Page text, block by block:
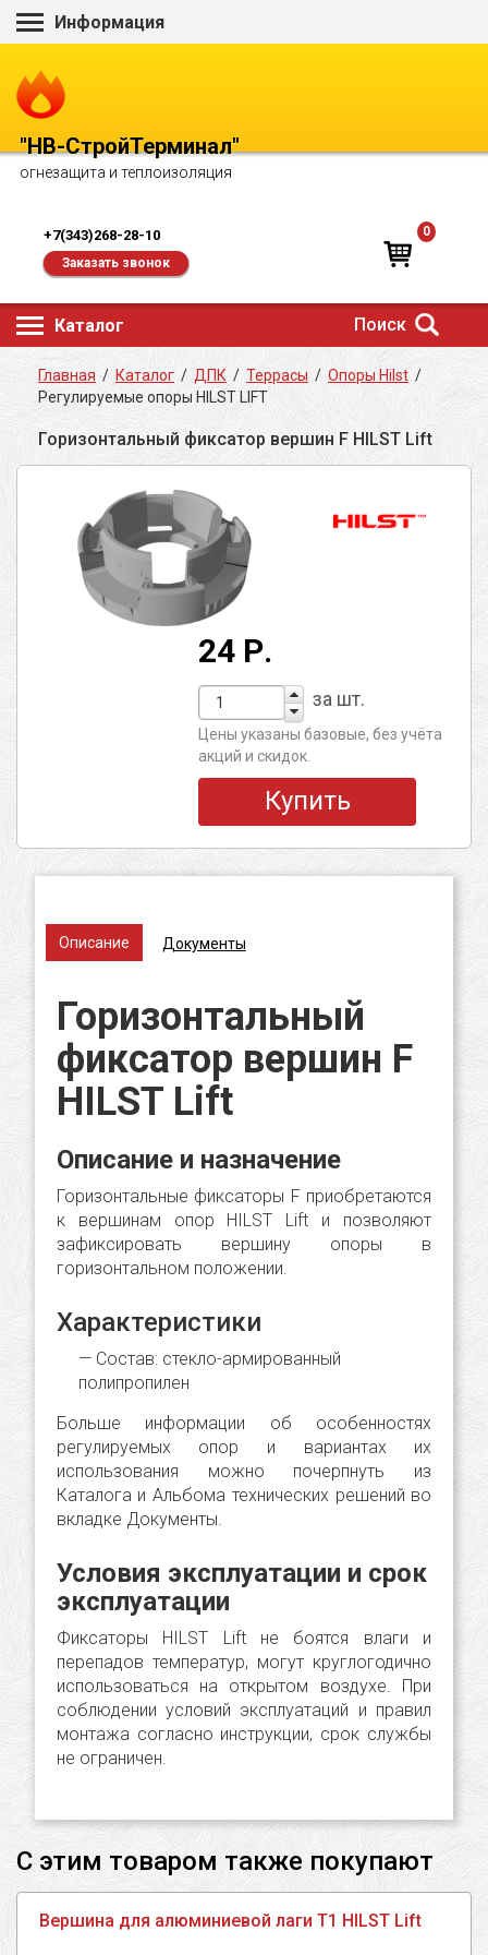
Информация
"НВ-СтройТерминал"
огнезащита и теплоизоляция
+7(343)268-28-10
Заказать звонок
0
Каталог Поиск
Главная / Каталог / ДПК / Террасы / Опоры Hilst /
Регулируемые опоры HILST LIFT
Горизонтальный фиксатор вершин F HILST Lift
24 Р.
за шт.
Цены указаны базовые, без учёта
акций и скидок.
Купить
Описание Документы
Горизонтальный
фиксатор вершин F
HILST Lift
Описание и назначение
Горизонтальные фиксаторы F приобретаются
к вершинам опор HILST Lift и позволяют
зафиксировать вершину опоры в
горизонтальном положении.
Характеристики
Состав: стекло-армированный
полипропилен
Больше информации об особенностях
регулируемых опор и вариантах их
использования можно почерпнуть из
Каталога и Альбома технических решений во
вкладке Документы.
Условия эксплуатации и срок
эксплуатации
Фиксаторы HILST Lift не боятся влаги и
перепадов температур, могут круглогодично
использоваться на открытом воздухе. При
соблюдении условий эксплуатаций и правил
монтажа согласно инструкции, срок службы
не ограничен.
С этим товаром также покупают
Вершина для алюминиевой лаги T1 HILST Lift